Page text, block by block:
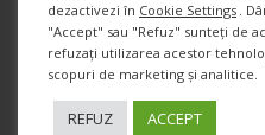
Info Contact
Str. Semenic, Nr.1, Ap.5,
Telefon:(+4) 0747 066 701
dezactivezi în Cookie Settings .
"Accept" sau "Refuz" sunteți de
refuzați utilizarea acestor
scopuri de marketing și analitice.
REFUZ ACCEPT